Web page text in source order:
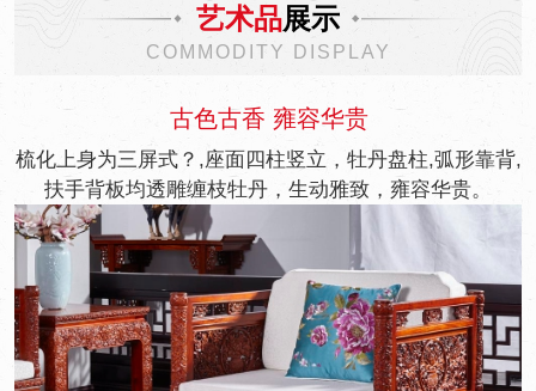
艺术品展示
COMMODITY DISPLAY
古色古香 雍容华贵
梳化上身为三屏式？,座面四柱竖立，牡丹盘柱,弧形靠背,
扶手背板均透雕缠枝牡丹，生动雅致，雍容华贵。